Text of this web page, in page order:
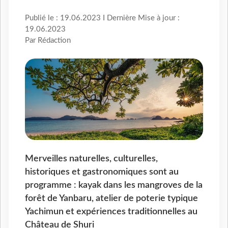
Publié le : 19.06.2023 I Dernière Mise à jour :
19.06.2023
Par Rédaction
Merveilles naturelles, culturelles,
historiques et gastronomiques sont au
programme : kayak dans les mangroves de la
forêt de Yanbaru, atelier de poterie typique
Yachimun et expériences traditionnelles au
Château de Shuri